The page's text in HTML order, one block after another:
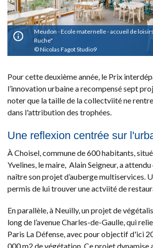
Meudon - Ecole maternelle - accueil de
Ruche"
Nicolas Fagot Studio9
Pour cette deuxième année, le Prix
l’innovation urbaine a recompensé sept
noter que la taille de la collectviité ne
dans l'attribution des trophées.
Une reflexion centrée sur
À Choisel, commune de 600 habitants,
Yvelines, le maire, Alain Seigneur, a
naître son projet d’auberge multiservices.
permis de lui trouver une actviité de
En parallèle, à Neuilly, un projet de
long de l’avenue Charles-de-Gaulle, qui
Paris La Défense, avec pour objectif d'ici
000 m2 de végétation. Ce projet dynamise